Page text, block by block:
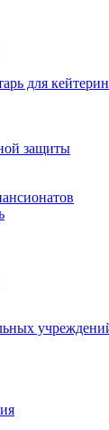
для
защиты